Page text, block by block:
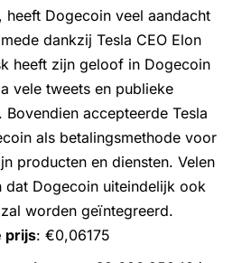
heeft Dogecoin veel aandacht
dankzij Tesla CEO Elon
heeft zijn geloof in Dogecoin
vele tweets en publieke
Bovendien accepteerde Tesla
als betalingsmethode voor
producten en diensten. Velen
dat Dogecoin uiteindelijk ook
worden geïntegreerd.
prijs: €0,06175